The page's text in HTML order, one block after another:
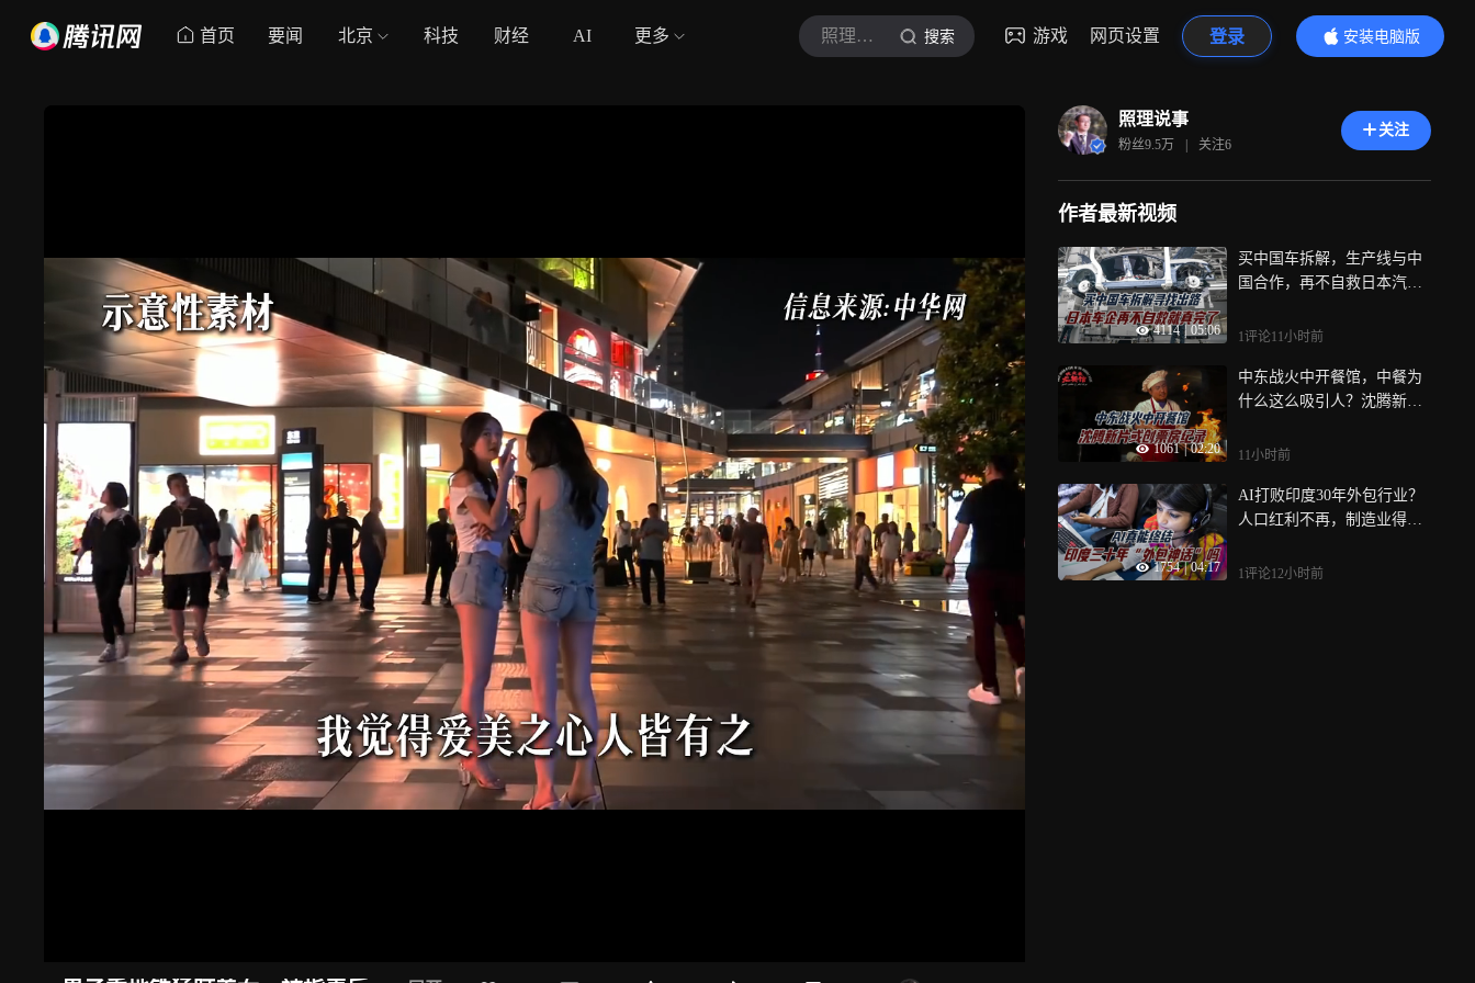
首页 要闻 北京 科技 财经 AI 更多 照理说事 搜索 游戏 网页设置 登录
安装电脑版
内容更精彩
照理说事
粉丝9.5万 | 关注6
关注
作者最新视频
4114 | 05:06
买中国车拆解，生产线与中
国合作，再不自救日本汽车
1评论11小时前
1061 | 02:20
中东战火中开餐馆，中餐为
什么这么吸引人？沈腾新片
11小时前
1754 | 04:17
AI打败印度30年外包行业？
人口红利不再，制造业得向
1评论12小时前